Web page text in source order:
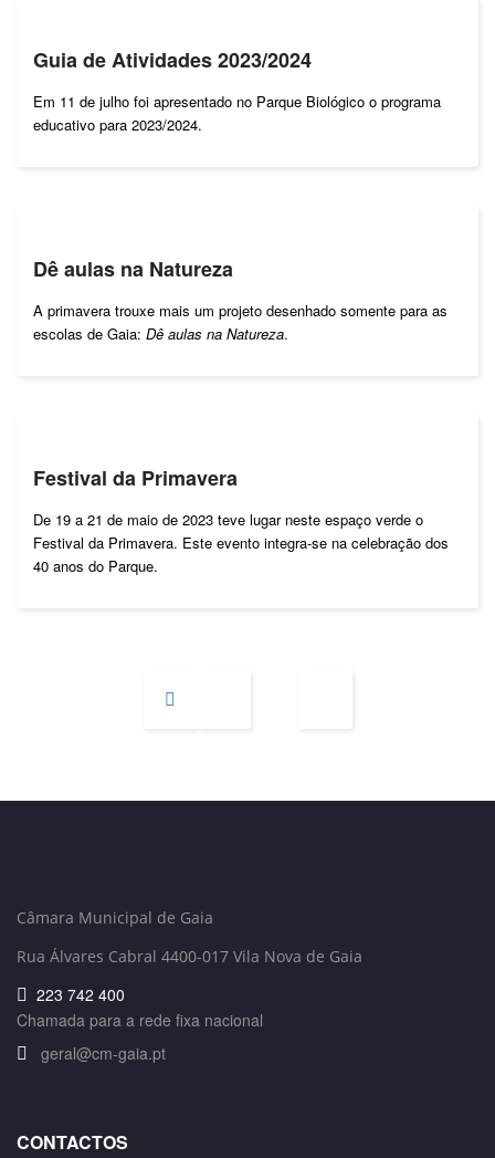
Guia de Atividades 2023/2024
Em 11 de julho foi apresentado no Parque Biológico o programa
educativo para 2023/2024.
Dê aulas na Natureza
A primavera trouxe mais um projeto desenhado somente para as
escolas de Gaia: Dê aulas na Natureza.
Festival da Primavera
De 19 a 21 de maio de 2023 teve lugar neste espaço verde o
Festival da Primavera. Este evento integra-se na celebração dos
40 anos do Parque.
Câmara Municipal de Gaia
Rua Álvares Cabral 4400-017 Vila Nova de Gaia
223 742 400
Chamada para a rede fixa nacional
geral@cm-gaia.pt
CONTACTOS